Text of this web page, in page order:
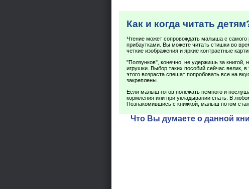
Как и когда читать
Чтение может сопровождать малыша с
прибаутками. Вы можете читать стишки во
четкие изображения и яркие контрастные
"Ползунков", конечно, не удержишь за
игрушки. Выбор таких пособий сейчас велик,
этого возраста спешат попробовать все на
закреплены.
Если малыш готов полежать немного и
кормления или при укладывании спать. В
Познакомившись с книжкой, малыш потом
Что Вы думаете о данной